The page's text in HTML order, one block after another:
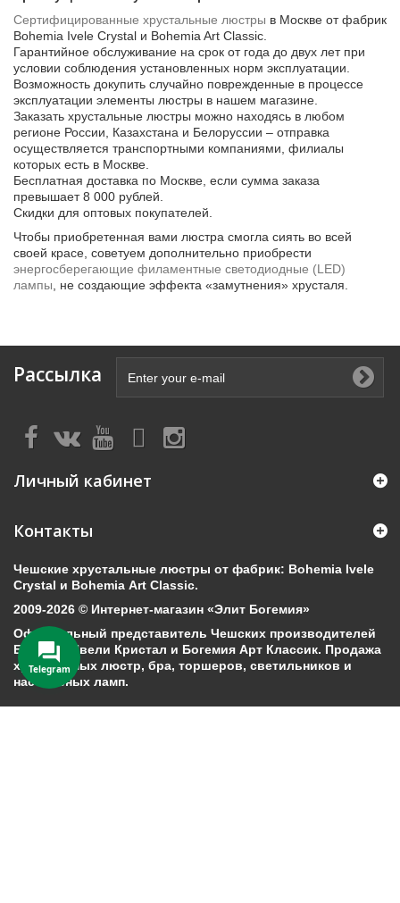
Сертифицированные хрустальные люстры в Москве от фабрик
Bohemia Ivele Crystal и Bohemia Art Classic.
Гарантийное обслуживание на срок от года до двух лет при
условии соблюдения установленных норм эксплуатации.
Возможность докупить случайно поврежденные в процессе
эксплуатации элементы люстры в нашем магазине.
Заказать хрустальные люстры можно находясь в любом
регионе России, Казахстана и Белоруссии – отправка
осуществляется транспортными компаниями, филиалы
которых есть в Москве.
Бесплатная доставка по Москве, если сумма заказа
превышает 8 000 рублей.
Скидки для оптовых покупателей.
Чтобы приобретенная вами люстра смогла сиять во всей
своей красе, советуем дополнительно приобрести
энергосберегающие филаментные светодиодные (LED)
лампы , не создающие эффекта «замутнения» хрусталя.
Рассылка
Личный кабинет
Контакты
Чешские хрустальные люстры от фабрик: Bohemia Ivele
Crystal и Bohemia Art Classic.
2009-2026 © Интернет-магазин «Элит Богемия»
Официальный представитель Чешских производителей
Богемия Ивели Кристал и Богемия Арт Классик. Продажа
хрустальных люстр, бра, торшеров, светильников и
настольных ламп.
Telegram